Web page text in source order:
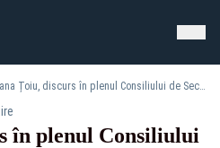
Oana Țoiu, discurs în plenul Consiliului de Securitate al ONU: „Ignorarea suferinței umane de către Rusia nu contravine doar Cartei ONU, ci ignoră efortul celor care au dorit să ne apropie de pace”
în plenul Consiliului